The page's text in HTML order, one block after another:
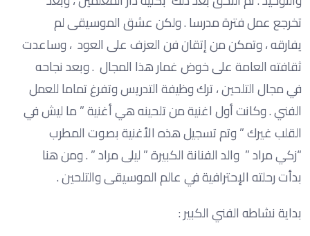
تخرجع عمل فترة مدرسا . ولكن عشق الموسيقى لم
يفارقه ، وتمكن من إتقان فن العزف على العود ، وساعدت
ثقافته العامة على خوض غمار هذا المجال . وبعد نجاحه
في مجال التلحين ، ترك وظيفة التدريس وتفرغ تماما للعمل
الفني . وكانت أول اغنية من تلحينه هي أغنية ” ما ليش في
القلب غيرك ” وتم تسجيل هذه الأغنية بصوت المطرب
“زكي مراد ” والد الفنانة الكبيرة ” ليلى مراد ” . ومن هنا
بدأت رحلته الإحترافية في عالم الموسيقى والتلحين .
بداية نشاطه الفني الكبير :